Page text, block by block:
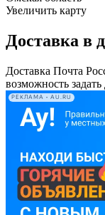
Увеличить карту
Доставка в
Доставка Почта
возможность
РЕКЛАМА • AU.RU